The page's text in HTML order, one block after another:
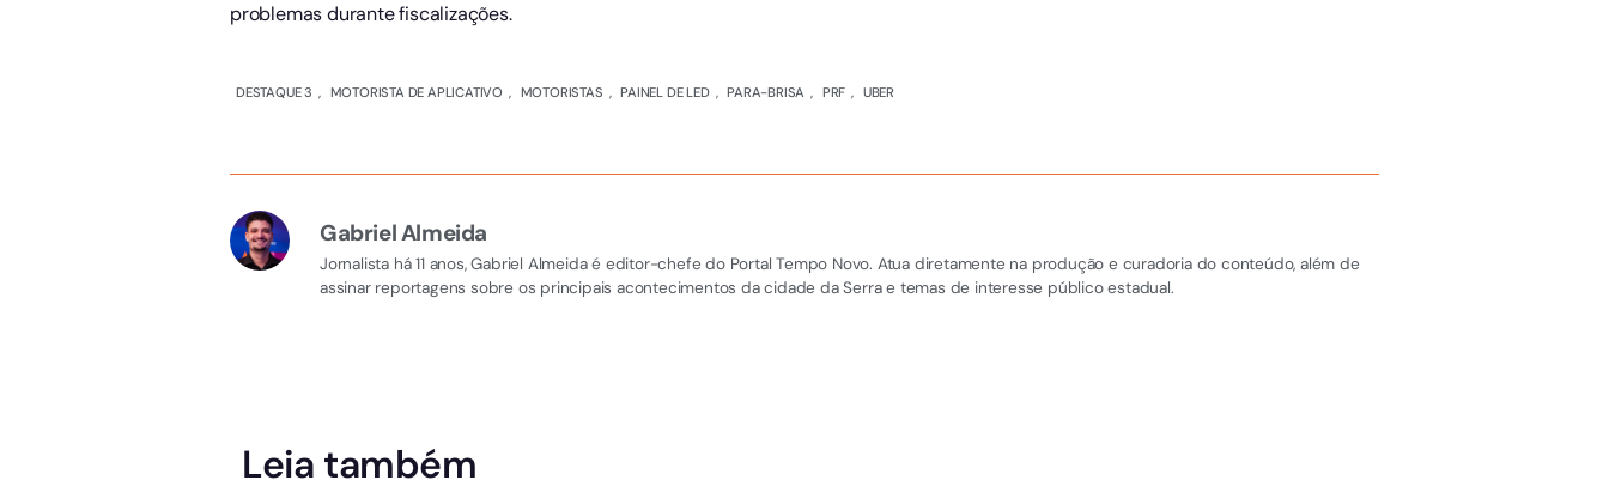
problemas durante fiscalizações.
DESTAQUE 3 , MOTORISTA DE APLICATIVO , MOTORISTAS , PAINEL DE LED , PARA-BRISA , PRF , UBER
Gabriel Almeida
Jornalista há 11 anos, Gabriel Almeida é editor-chefe do Portal Tempo Novo. Atua diretamente na produção e curadoria do conteúdo, além de
assinar reportagens sobre os principais acontecimentos da cidade da Serra e temas de interesse público estadual.
Leia também